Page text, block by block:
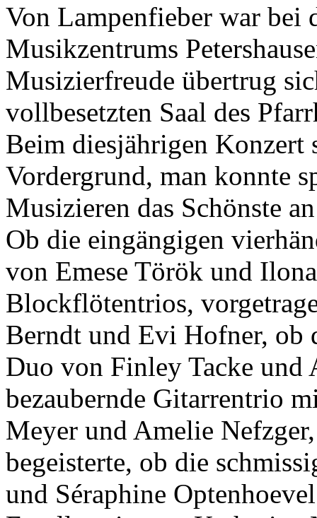
Von Lampenfieber war bei
Musikzentrums
Musizierfreude übertrug
vollbesetzten Saal des
Beim diesjährigen Konzert
Vordergrund, man konnte
Musizieren das Schönste
Ob die eingängigen
von Emese Török und
Blockflötentrios,
Berndt und Evi Hofner, ob
Duo von Finley Tacke und
bezaubernde Gitarrentrio
Meyer und Amelie
begeisterte, ob die
und Séraphine